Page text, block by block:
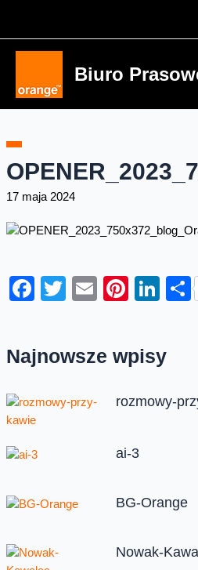
Biuro
17 maja 2024
Facebook
Twitter
Email
Najnowsze wpisy
rozmowy-
ai-3
BG-Orange
Nowak-